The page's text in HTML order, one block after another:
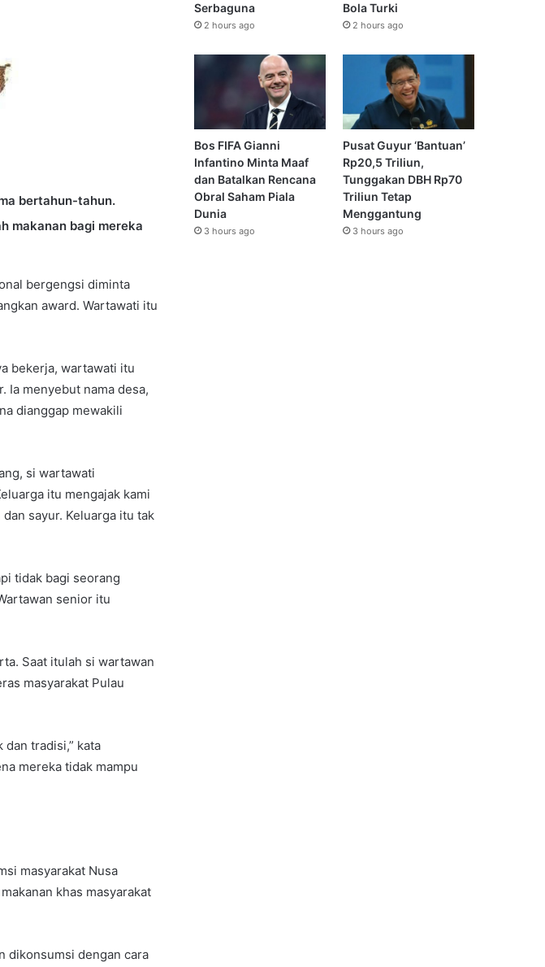
bertahun-tahun.
makanan bagi mereka
bergengsi diminta
award. Wartawati itu
bekerja, wartawati itu
Ia menyebut nama desa,
dianggap mewakili
si wartawati
itu mengajak kami
sayur. Keluarga itu tak
tidak bagi seorang
senior itu
Saat itulah si wartawan
masyarakat Pulau
tradisi,” kata
mereka tidak mampu
masyarakat Nusa
khas masyarakat
dikonsumsi dengan cara
Serbaguna
2 hours ago
Bola Turki
2 hours ago
Bos FIFA Gianni
Infantino Minta Maaf
dan Batalkan Rencana
Obral Saham Piala
Dunia
3 hours ago
Pusat Guyur ‘Bantuan’
Rp20,5 Triliun,
Tunggakan DBH Rp70
Triliun Tetap
Menggantung
3 hours ago